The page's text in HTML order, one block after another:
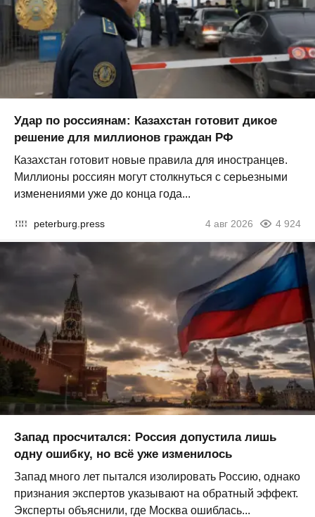
Удар по россиянам: Казахстан готовит дикое
решение для миллионов граждан РФ
Казахстан готовит новые правила для иностранцев.
Миллионы россиян могут столкнуться с серьезными
изменениями уже до конца года...
peterburg.press 4 авг 2026 4 924
Запад просчитался: Россия допустила лишь
одну ошибку, но всё уже изменилось
Запад много лет пытался изолировать Россию, однако
признания экспертов указывают на обратный эффект.
Эксперты объяснили, где Москва ошиблась...